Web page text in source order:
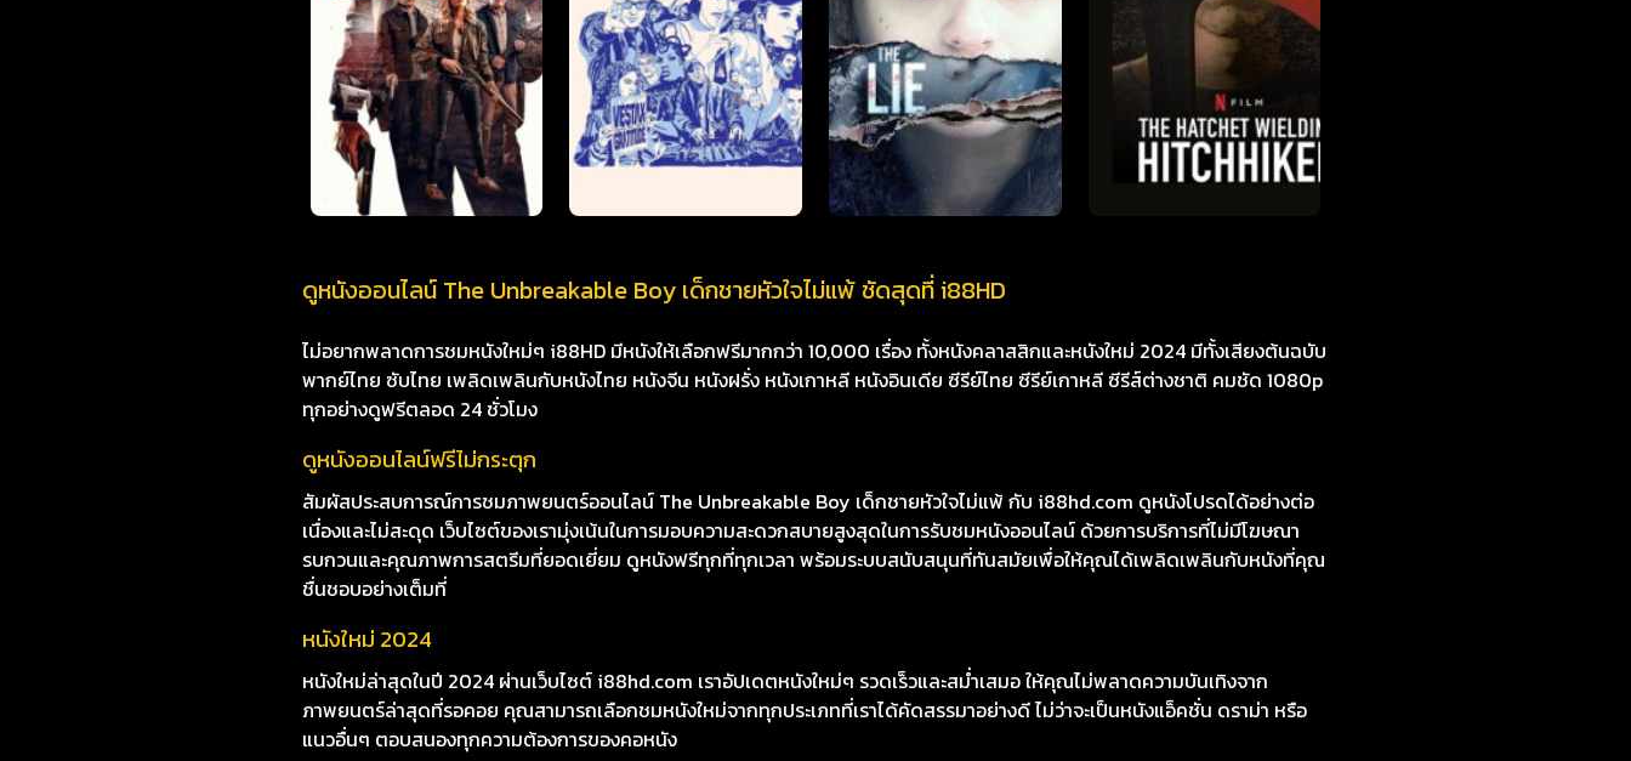
ดูหนังออนไลน์ The Unbreakable Boy เด็กชายหัวใจไม่แพ้ ชัดสุดที่ i88HD
ไม่อยากพลาดการชมหนังใหม่ๆ i88HD มีหนังให้เลือกฟรีมากกว่า 10,000 เรื่อง ทั้งหนังคลาสสิกและหนังใหม่ 2024 มีทั้งเสียงต้นฉบับ
พากย์ไทย ซับไทย เพลิดเพลินกับหนังไทย หนังจีน หนังฝรั่ง หนังเกาหลี หนังอินเดีย ซีรีย์ไทย ซีรีย์เกาหลี ซีรีส์ต่างชาติ คมชัด 1080p
ทุกอย่างดูฟรีตลอด 24 ชั่วโมง
ดูหนังออนไลน์ฟรีไม่กระตุก
สัมผัสประสบการณ์การชมภาพยนตร์ออนไลน์ The Unbreakable Boy เด็กชายหัวใจไม่แพ้ กับ i88hd.com ดูหนังโปรดได้อย่างต่อ
เนื่องและไม่สะดุด เว็บไซต์ของเรามุ่งเน้นในการมอบความสะดวกสบายสูงสุดในการรับชมหนังออนไลน์ ด้วยการบริการที่ไม่มีโฆษณา
รบกวนและคุณภาพการสตรีมที่ยอดเยี่ยม ดูหนังฟรีทุกที่ทุกเวลา พร้อมระบบสนับสนุนที่ทันสมัยเพื่อให้คุณได้เพลิดเพลินกับหนังที่คุณ
ชื่นชอบอย่างเต็มที่
หนังใหม่ 2024
หนังใหม่ล่าสุดในปี 2024 ผ่านเว็บไซต์ i88hd.com เราอัปเดตหนังใหม่ๆ รวดเร็วและสม่ำเสมอ ให้คุณไม่พลาดความบันเทิงจาก
ภาพยนตร์ล่าสุดที่รอคอย คุณสามารถเลือกชมหนังใหม่จากทุกประเภทที่เราได้คัดสรรมาอย่างดี ไม่ว่าจะเป็นหนังแอ็คชั่น ดราม่า หรือ
แนวอื่นๆ ตอบสนองทุกความต้องการของคอหนัง